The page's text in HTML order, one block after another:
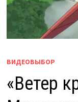
ВИДЕОВЫБОР
«Ветер